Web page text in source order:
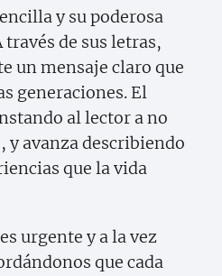
y su poderosa
de sus letras,
un mensaje claro que
generaciones. El
al lector a no
y avanza describiendo
que la vida
urgente y a la vez
que cada